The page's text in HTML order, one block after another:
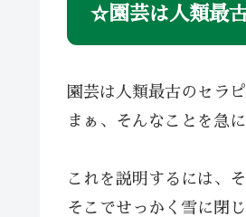
☆園芸は人類最
園芸は人類最古のセラ
まぁ、そんなことを急
これを説明するには、
そこでせっかく雪に閉